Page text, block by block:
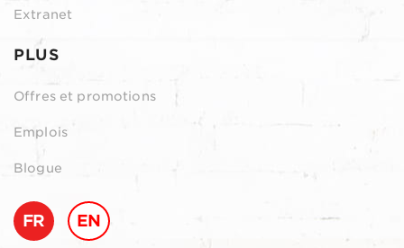
Extranet
PLUS
Offres et promotions
Emplois
Blogue
FR EN